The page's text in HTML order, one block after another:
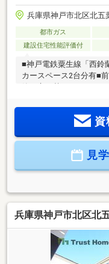
兵庫県神戸市北区北五
都市ガス
建設住宅性能評価付
■神戸電鉄粟生線「西
カースペース2台分有■
資
見
兵庫県神戸市北区北